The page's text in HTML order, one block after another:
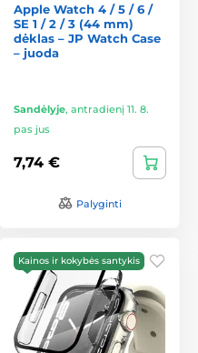
Apple Watch 4 / 5 / 6 /
SE 1 / 2 / 3 (44 mm)
dėklas – JP Watch Case
– juoda
Sandėlyje, antradienį 11. 8.
pas jus
7,74 €
Palyginti
Kainos ir kokybės santykis